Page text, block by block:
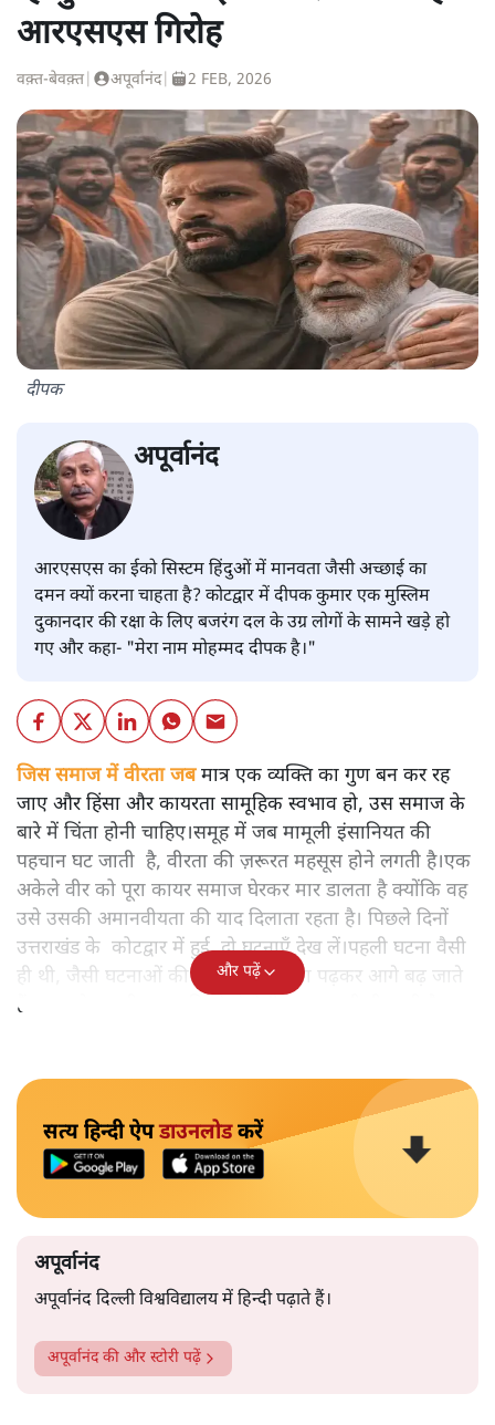
आरएसएस गिरोह
वक़्त-बेवक़्त अपूर्वानंद| 2 FEB, 2026
दीपक
अपूर्वानंद
आरएसएस का ईको सिस्टम हिंदुओं में मानवता जैसी अच्छाई का
दमन क्यों करना चाहता है? कोटद्वार में दीपक कुमार एक मुस्लिम
दुकानदार की रक्षा के लिए बजरंग दल के उग्र लोगों के सामने खड़े हो
गए और कहा- "मेरा नाम मोहम्मद दीपक है।"
जिस समाज में वीरता जबमात्र एक व्यक्ति का गुण बन कर रह
जाए और हिंसा और कायरता सामूहिक स्वभाव हो, उस समाज के
बारे में चिंता होनी चाहिए।समूह में जब मामूली इंसानियत की
पहचान घट जाती है, वीरता की ज़रूरत महसूस होने लगती है।एक
अकेले वीर को पूरा कायर समाज घेरकर मार डालता है क्योंकि वह
उसे उसकी अमानवीयता की याद दिलाता रहता है। पिछले दिनों
उत्तराखंड के कोटद्वार में हुई दो घटनाएँ देख लें।पहली घटना वैसी
ही थी, जैसी घटनाओं की खबर हम रोज़ाना पढ़कर आगे बढ़ जाते
हैं।भारत के तक़रीबन हर हिस्से से ऐसी खबर आती ही रहती है।
और पढ़ें
सत्य हिन्दी ऐपडाउनलोडकरें
अपूर्वानंद
अपूर्वानंद दिल्ली विश्वविद्यालय में हिन्दी पढ़ाते हैं।
अपूर्वानंदकी और स्टोरी पढ़ें